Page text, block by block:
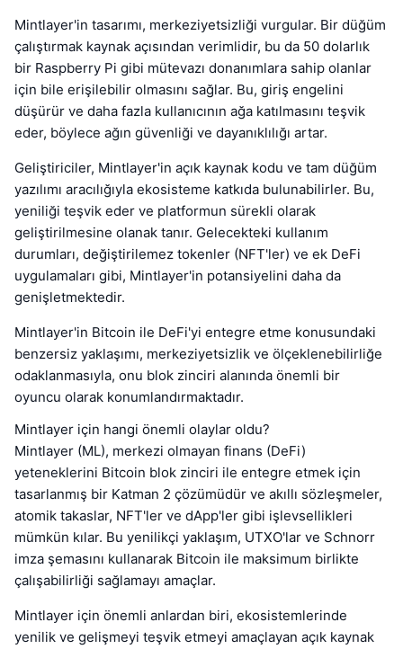
Mintlayer'in tasarımı, merkeziyetsizliği vurgular. Bir düğüm
çalıştırmak kaynak açısından verimlidir, bu da 50 dolarlık
bir Raspberry Pi gibi mütevazı donanımlara sahip olanlar
için bile erişilebilir olmasını sağlar. Bu, giriş engelini
düşürür ve daha fazla kullanıcının ağa katılmasını teşvik
eder, böylece ağın güvenliği ve dayanıklılığı artar.
Geliştiriciler, Mintlayer'in açık kaynak kodu ve tam düğüm
yazılımı aracılığıyla ekosisteme katkıda bulunabilirler. Bu,
yeniliği teşvik eder ve platformun sürekli olarak
geliştirilmesine olanak tanır. Gelecekteki kullanım
durumları, değiştirilemez tokenler (NFT'ler) ve ek DeFi
uygulamaları gibi, Mintlayer'in potansiyelini daha da
genişletmektedir.
Mintlayer'in Bitcoin ile DeFi'yi entegre etme konusundaki
benzersiz yaklaşımı, merkeziyetsizlik ve ölçeklenebilirliğe
odaklanmasıyla, onu blok zinciri alanında önemli bir
oyuncu olarak konumlandırmaktadır.
Mintlayer için hangi önemli olaylar oldu?
Mintlayer (ML), merkezi olmayan finans (DeFi)
yeteneklerini Bitcoin blok zinciri ile entegre etmek için
tasarlanmış bir Katman 2 çözümüdür ve akıllı sözleşmeler,
atomik takaslar, NFT'ler ve dApp'ler gibi işlevsellikleri
mümkün kılar. Bu yenilikçi yaklaşım, UTXO'lar ve Schnorr
imza şemasını kullanarak Bitcoin ile maksimum birlikte
çalışabilirliği sağlamayı amaçlar.
Mintlayer için önemli anlardan biri, ekosistemlerinde
yenilik ve gelişmeyi teşvik etmeyi amaçlayan açık kaynak